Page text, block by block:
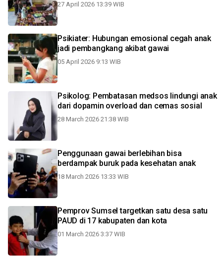
27 April 2026 13:39 WIB
Psikiater: Hubungan emosional cegah anak
jadi pembangkang akibat gawai
05 April 2026 9:13 WIB
Psikolog: Pembatasan medsos lindungi anak
dari dopamin overload dan cemas sosial
28 March 2026 21:38 WIB
Penggunaan gawai berlebihan bisa
berdampak buruk pada kesehatan anak
18 March 2026 13:33 WIB
Pemprov Sumsel targetkan satu desa satu
PAUD di 17 kabupaten dan kota
01 March 2026 3:37 WIB